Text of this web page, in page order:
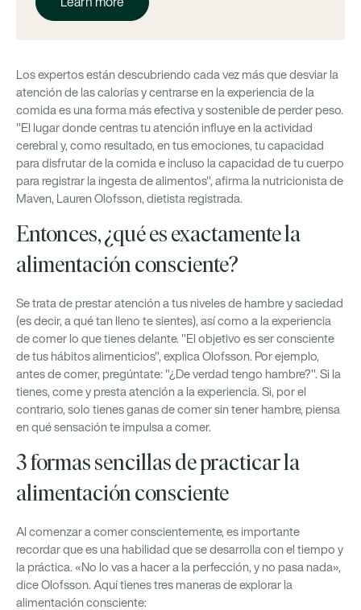
Los expertos están descubriendo cada vez más que desviar la
atención de las calorías y centrarse en la experiencia de la
comida es una forma más efectiva y sostenible de perder peso.
"El lugar donde centras tu atención influye en la actividad
cerebral y, como resultado, en tus emociones, tu capacidad
para disfrutar de la comida e incluso la capacidad de tu cuerpo
para registrar la ingesta de alimentos", afirma la nutricionista de
Maven, Lauren Olofsson, dietista registrada.
Entonces, ¿qué es exactamente la
alimentación consciente?
Se trata de prestar atención a tus niveles de hambre y saciedad
(es decir, a qué tan lleno te sientes), así como a la experiencia
de comer lo que tienes delante. "El objetivo es ser consciente
de tus hábitos alimenticios", explica Olofsson. Por ejemplo,
antes de comer, pregúntate: "¿De verdad tengo hambre?". Si la
tienes, come y presta atención a la experiencia. Si, por el
contrario, solo tienes ganas de comer sin tener hambre, piensa
en qué sensación te impulsa a comer.
3 formas sencillas de practicar la
alimentación consciente
Al comenzar a comer conscientemente, es importante
recordar que es una habilidad que se desarrolla con el tiempo y
la práctica. «No lo vas a hacer a la perfección, y no pasa nada»,
dice Olofsson. Aquí tienes tres maneras de explorar la
alimentación consciente: